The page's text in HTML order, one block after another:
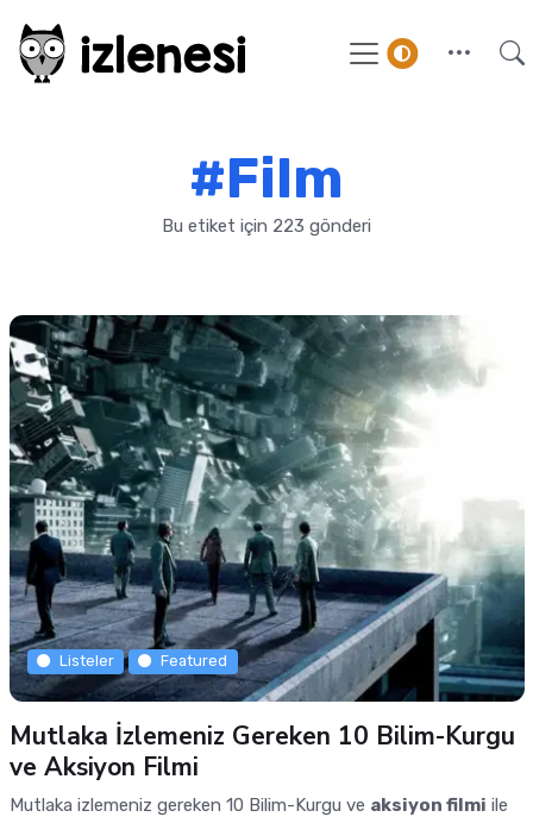
#Film
Bu etiket için 223 gönderi
Listeler Featured
Mutlaka İzlemeniz Gereken 10 Bilim-Kurgu
ve Aksiyon Filmi
Mutlaka izlemeniz gereken 10 Bilim-Kurgu ve aksiyon filmi ile